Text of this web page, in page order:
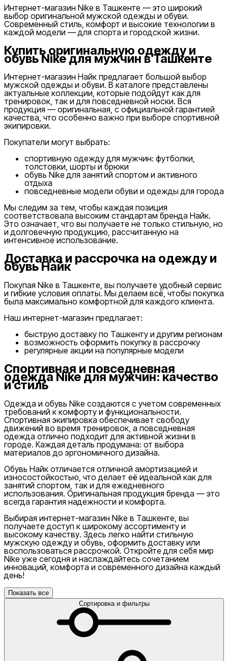
Интернет-магазин Nike в Ташкенте — это широкий
выбор оригинальной мужской одежды и обуви.
Современный стиль, комфорт и высокие технологии в
каждой модели — для спорта и городской жизни.
Купить оригинальную одежду и
обувь Nike для мужчин в Ташкенте
Интернет-магазин Найк предлагает большой выбор
мужской одежды и обуви. В каталоге представлены
актуальные коллекции, которые подойдут как для
тренировок, так и для повседневной носки. Вся
продукция — оригинальная, с официальной гарантией
качества, что особенно важно при выборе спортивной
экипировки.
Покупатели могут выбрать:
спортивную одежду для мужчин: футболки,
толстовки, шорты и брюки
обувь Nike для занятий спортом и активного
отдыха
повседневные модели обуви и одежды для города
Мы следим за тем, чтобы каждая позиция
соответствовала высоким стандартам бренда Найк.
Это означает, что вы получаете не только стильную, но
и долговечную продукцию, рассчитанную на
интенсивное использование.
Доставка и рассрочка на одежду и
обувь Найк
Покупая Nike в Ташкенте, вы получаете удобный сервис
и гибкие условия оплаты. Мы делаем всё, чтобы покупка
была максимально комфортной для каждого клиента.
Наш интернет-магазин предлагает:
быструю доставку по Ташкенту и другим регионам
возможность оформить покупку в рассрочку
регулярные акции на популярные модели
Спортивная и повседневная
одежда Nike для мужчин: качество
и стиль
Одежда и обувь Nike создаются с учетом современных
требований к комфорту и функциональности.
Спортивная экипировка обеспечивает свободу
движений во время тренировок, а повседневная
одежда отлично подходит для активной жизни в
городе. Каждая деталь продумана: от выбора
материалов до эргономичного дизайна.
Обувь Найк отличается отличной амортизацией и
износостойкостью, что делает её идеальной как для
занятий спортом, так и для ежедневного
использования. Оригинальная продукция бренда — это
всегда гарантия надежности и комфорта.
Выбирая интернет-магазин Nike в Ташкенте, вы
получаете доступ к широкому ассортименту и
высокому качеству. Здесь легко найти стильную
мужскую одежду и обувь, оформить доставку или
воспользоваться рассрочкой. Откройте для себя мир
Nike уже сегодня и наслаждайтесь сочетанием
инноваций, комфорта и современного дизайна каждый
день!
Показать все
Сортировка и фильтры